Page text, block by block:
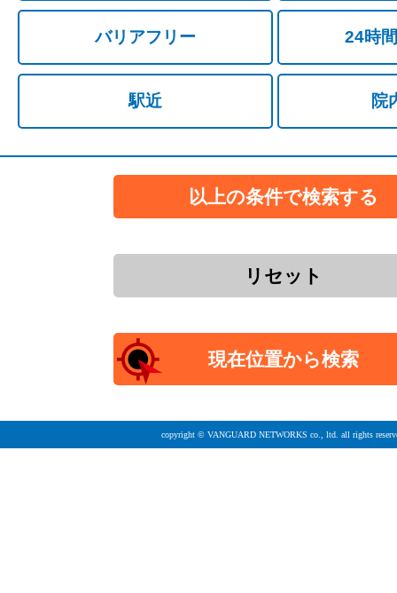
バリアフリー 24時
駅近 院
copyright © VANGUARD NETWORKS co., ltd. all rights